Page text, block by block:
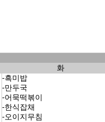
화
-흑미밥
-만두국
-어묵떡볶이
-한식잡채
-오이지무침